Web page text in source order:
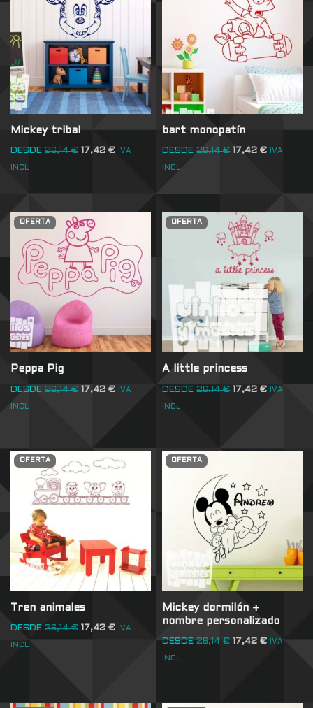
Mickey tribal
DESDE 26,14€ 17,42 € IVA
INCL
bart monopatín
DESDE 26,14€ 17,42€ IVA
INCL
OFERTA
Peppa Pig
DESDE 26,14€ 17,42 € IVA
INCL
OFERTA
A little princess
DESDE 26,14€ 17,42€ IVA
INCL
OFERTA
Tren animales
DESDE 26,14€ 17,42 € IVA
INCL
OFERTA
Mickey dormilón +
nombre personalizado
DESDE 26,14€ 17,42€ IVA
INCL